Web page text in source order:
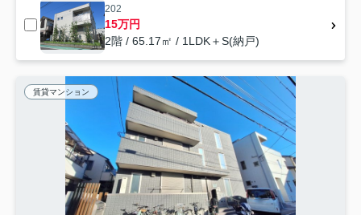
202
15万円
2階 / 65.17㎡ / 1LDK＋S(納戸)
賃貸マンション